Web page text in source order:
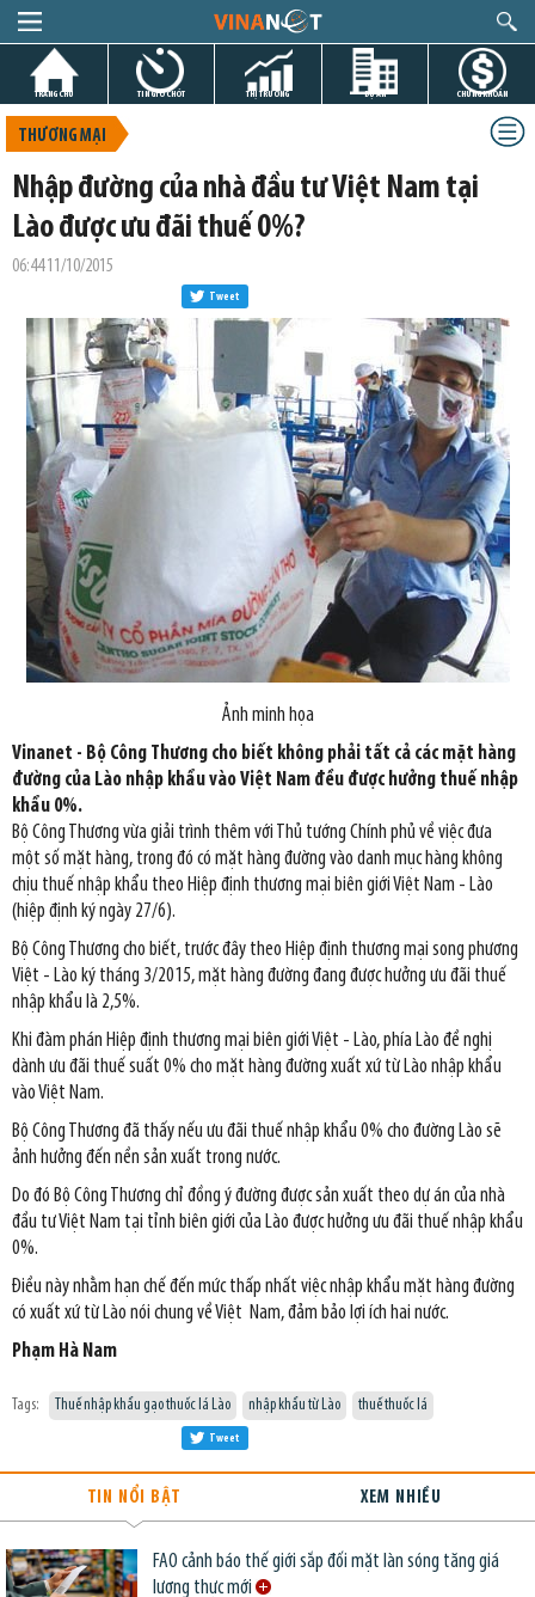
TRANG CHỦ TIN GIỜ CHÓT THỊ TRƯỜNG DỰ ÁN CHỨNG KHOÁN
THƯƠNG MẠI
Nhập đường của nhà đầu tư Việt Nam tại
Lào được ưu đãi thuế 0%?
06:44 11/10/2015
Tweet
Ảnh minh họa
Vinanet - Bộ Công Thương cho biết không phải tất cả các mặt hàng
đường của Lào nhập khẩu vào Việt Nam đều được hưởng thuế nhập
khẩu 0%.
Bộ Công Thương vừa giải trình thêm với Thủ tướng Chính phủ về việc đưa
một số mặt hàng, trong đó có mặt hàng đường vào danh mục hàng không
chịu thuế nhập khẩu theo Hiệp định thương mại biên giới Việt Nam - Lào
(hiệp định ký ngày 27/6).
Bộ Công Thương cho biết, trước đây theo Hiệp định thương mại song phương
Việt - Lào ký tháng 3/2015, mặt hàng đường đang được hưởng ưu đãi thuế
nhập khẩu là 2,5%.
Khi đàm phán Hiệp định thương mại biên giới Việt - Lào, phía Lào đề nghị
dành ưu đãi thuế suất 0% cho mặt hàng đường xuất xứ từ Lào nhập khẩu
vào Việt Nam.
Bộ Công Thương đã thấy nếu ưu đãi thuế nhập khẩu 0% cho đường Lào sẽ
ảnh hưởng đến nền sản xuất trong nước.
Do đó Bộ Công Thương chỉ đồng ý đường được sản xuất theo dự án của nhà
đầu tư Việt Nam tại tỉnh biên giới của Lào được hưởng ưu đãi thuế nhập khẩu
0%.
Điều này nhằm hạn chế đến mức thấp nhất việc nhập khẩu mặt hàng đường
có xuất xứ từ Lào nói chung về Việt Nam, đảm bảo lợi ích hai nước.
Phạm Hà Nam
Tags: Thuế nhập khẩu gạo thuốc lá Lào nhập khẩu từ Lào thuế thuốc lá
Tweet
TIN NỔI BẬT XEM NHIỀU
FAO cảnh báo thế giới sắp đối mặt làn sóng tăng giá
lương thực mới